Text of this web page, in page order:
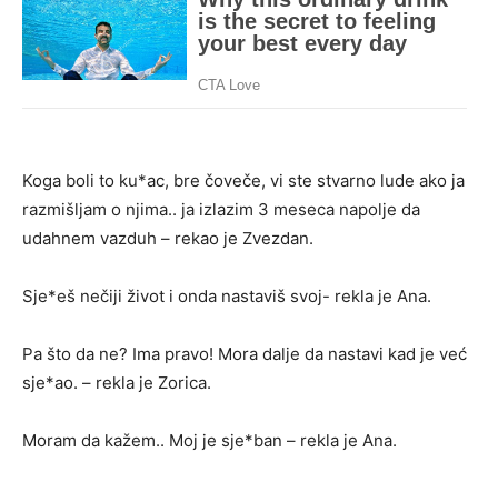
Koga boli to ku*ac, bre čoveče, vi ste stvarno lude ako ja
razmišljam o njima.. ja izlazim 3 meseca napolje da
udahnem vazduh – rekao je Zvezdan.
Sje*eš nečiji život i onda nastaviš svoj- rekla je Ana.
Pa što da ne? Ima pravo! Mora dalje da nastavi kad je već
sje*ao. – rekla je Zorica.
Moram da kažem.. Moj je sje*ban – rekla je Ana.